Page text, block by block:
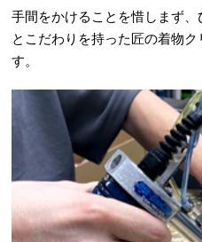
手間をかけることを惜しまず
とこだわりを持った匠の着物
す。